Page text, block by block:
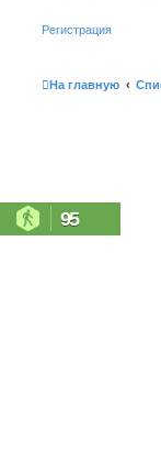
Регистрация
На главную
95